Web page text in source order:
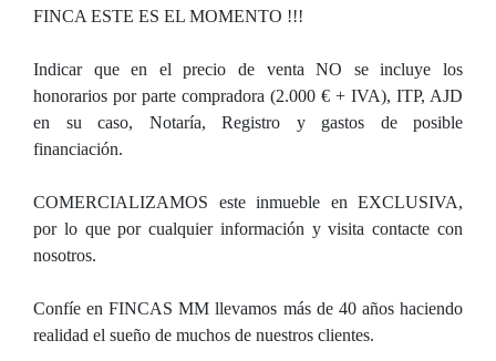
FINCA ESTE ES EL MOMENTO !!!
Indicar que en el precio de venta NO se incluye los
honorarios por parte compradora (2.000 € + IVA), ITP, AJD
en su caso, Notaría, Registro y gastos de posible
financiación.
COMERCIALIZAMOS este inmueble en EXCLUSIVA,
por lo que por cualquier información y visita contacte con
nosotros.
Confíe en FINCAS MM llevamos más de 40 años haciendo
realidad el sueño de muchos de nuestros clientes.